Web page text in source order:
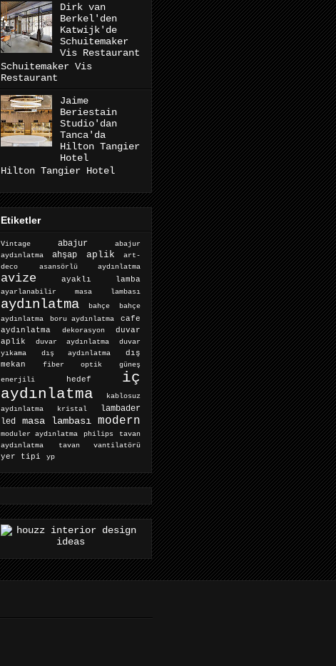
Dirk van
Berkel'den
Katwijk'de
Schuitemaker
Vis Restaurant
Schuitemaker Vis
Restaurant
Jaime
Beriestain
Studio'dan
Tanca'da
Hilton Tangier
Hotel
Hilton Tangier Hotel
Etiketler
Vintage abajur
abajur
aydınlatma
ahşap aplik
art-
deco
asansörlü aydınlatma
avize ayaklı lamba
ayarlanabilir masa lambası
aydınlatma bahçe
bahçe
aydınlatma
boru aydınlatma
cafe
aydınlatma
dekorasyon
duvar
aplik
duvar aydınlatma
duvar
yıkama
dış aydınlatma
dış
mekan
fiber optik
güneş
enerjili
hedef
iç
aydınlatma
kablosuz
aydınlatma
kristal lambader
led masa lambası modern
moduler aydınlatma philips
tavan
aydınlatma
tavan vantilatörü
yer tipi yp